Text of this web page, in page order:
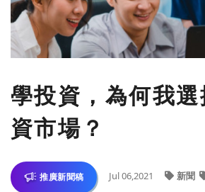
學投資，為何我
資市場？
推廣新聞稿 Jul 06,2021 新聞